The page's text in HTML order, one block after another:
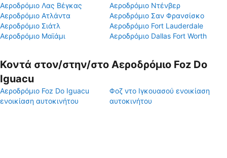
Αεροδρόμιο Λας Βέγκας
Αεροδρόμιο Ντένβερ
Αεροδρόμιο Ατλάντα
Αεροδρόμιο Σαν Φρανσίσκο
Αεροδρόμιο Σιάτλ
Αεροδρόμιο Fort Lauderdale
Αεροδρόμιο Μαϊάμι
Αεροδρόμιο Dallas Fort Worth
Κοντά στον/στην/στο Αεροδρόμιο Foz Do
Iguacu
Αεροδρόμιο Foz Do Iguacu
ενοικίαση αυτοκινήτου
Φοζ ντο Ιγκουασού ενοικίαση
αυτοκινήτου